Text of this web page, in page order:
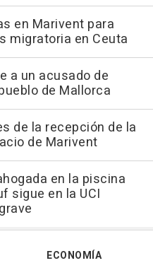
en Marivent para
migratoria en Ceuta
a un acusado de
de Mallorca
de la recepción de la
de Marivent
en la piscina
sigue en la UCI
ECONOMÍA